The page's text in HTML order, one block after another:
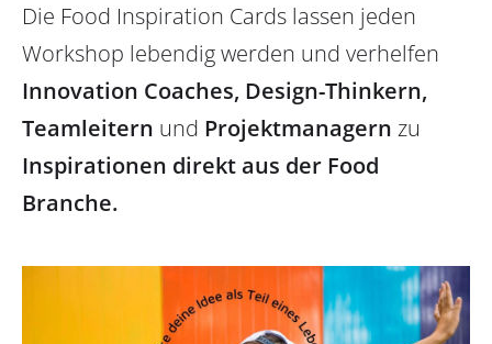
Die Food Inspiration Cards lassen jeden
Workshop lebendig werden und verhelfen
Innovation Coaches, Design-Thinkern,
Teamleitern und Projektmanagern zu
Inspirationen direkt aus der Food
Branche.